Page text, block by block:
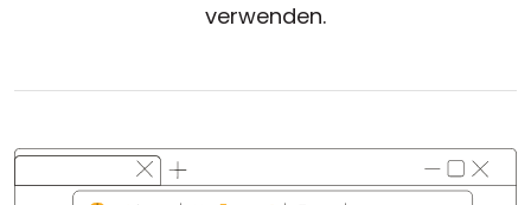
verwenden.
MSI-Konfiguration